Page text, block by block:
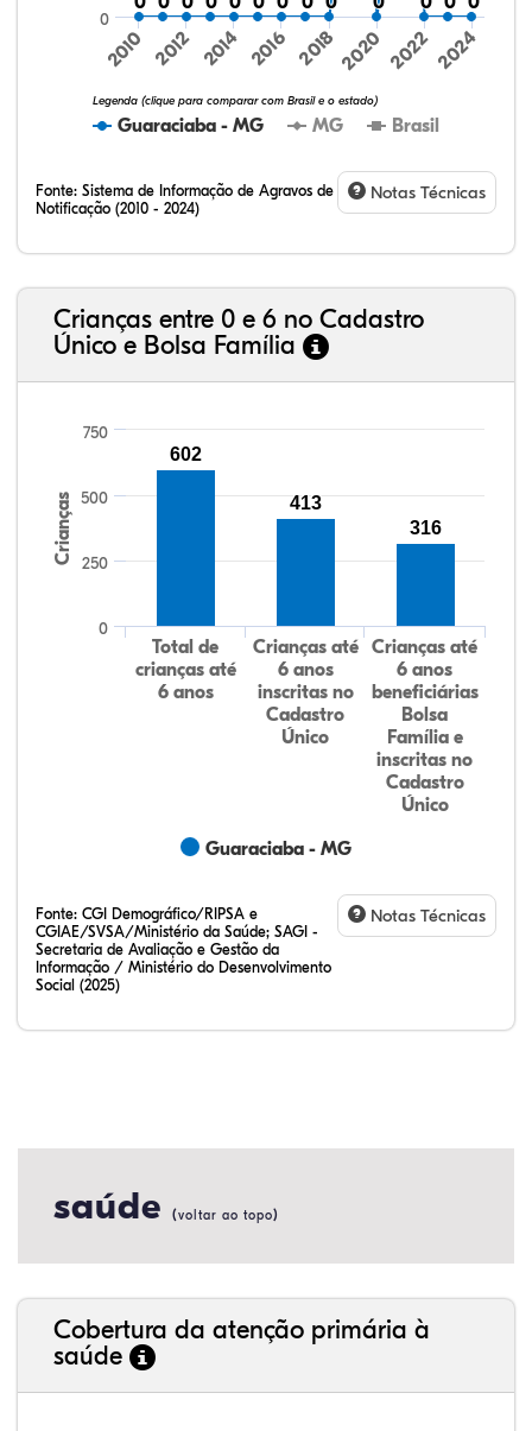
Guaraciaba - MG MG Brasil
Legenda (clique para comparar com Brasil e o estado)
2010 2012 2014 2016 2018 2020 2022 2024
0
Fonte: Sistema de Informação de Agravos de
Notificação (2010 - 2024)
Notas Técnicas
Crianças entre 0 e 6 no Cadastro
Único e Bolsa Família
Crianças
Guaraciaba - MG
Total de
crianças até
6 anos
Crianças até
6 anos
inscritas no
Cadastro
Único
Crianças até
6 anos
beneficiárias
Bolsa
Família e
inscritas no
Cadastro
Único
0
250
500
750
602
413
316
Fonte: CGI Demográfico/RIPSA e
CGIAE/SVSA/Ministério da Saúde; SAGI -
Secretaria de Avaliação e Gestão da
Informação / Ministério do Desenvolvimento
Social (2025)
Notas Técnicas
saúde (voltar ao topo)
Cobertura da atenção primária à
saúde
31,88%
12,79%
0,59%
53,16%
0,20%
1,38%
32,57%
9,24%
0,46%
54,88%
1,27%
1,56%